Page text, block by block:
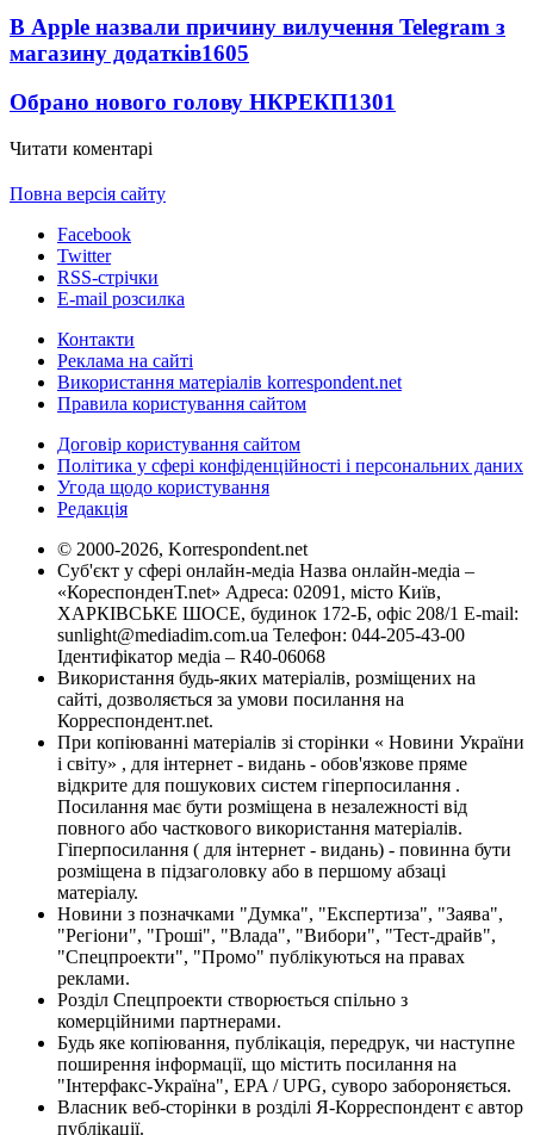
В Apple назвали причину вилучення Telegram з
магазину додатків1605
Обрано нового голову НКРЕКП1301
Читати коментарі
Повна версія сайту
Facebook
Twitter
RSS-стрічки
E-mail розсилка
Контакти
Реклама на сайті
Використання матеріалів korrespondent.net
Правила користування сайтом
Договір користування сайтом
Політика у сфері конфіденційності і персональних даних
Угода щодо користування
Редакція
© 2000-2026, Korrespondent.net
Суб'єкт у сфері онлайн-медіа Назва онлайн-медіа –
«КореспонденТ.net» Адреса: 02091, місто Київ,
ХАРКІВСЬКЕ ШОСЕ, будинок 172-Б, офіс 208/1 E-mail:
sunlight@mediadim.com.ua Телефон: 044-205-43-00
Ідентифікатор медіа – R40-06068
Використання будь-яких матеріалів, розміщених на
сайті, дозволяється за умови посилання на
Корреспондент.net.
При копіюванні матеріалів зі сторінки « Новини України
і світу» , для інтернет - видань - обов'язкове пряме
відкрите для пошукових систем гіперпосилання .
Посилання має бути розміщена в незалежності від
повного або часткового використання матеріалів.
Гіперпосилання ( для інтернет - видань) - повинна бути
розміщена в підзаголовку або в першому абзаці
матеріалу.
Новини з позначками "Думка", "Експертиза", "Заява",
"Регіони", "Гроші", "Влада", "Вибори", "Тест-драйв",
"Спецпроекти", "Промо" публікуються на правах
реклами.
Розділ Спецпроекти створюється спільно з
комерційними партнерами.
Будь яке копіювання, публікація, передрук, чи наступне
поширення інформації, що містить посилання на
"Інтерфакс-Україна", EPA / UPG, суворо забороняється.
Власник веб-сторінки в розділі Я-Корреспондент є автор
публікації.